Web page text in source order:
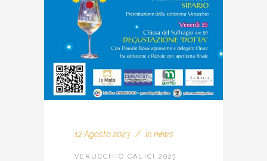
12 Agosto 2023 In news
VERUCCHIO CALICI 2023